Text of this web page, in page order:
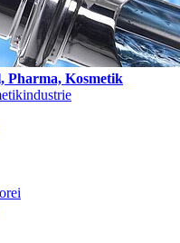
Pharma, Kosmetik